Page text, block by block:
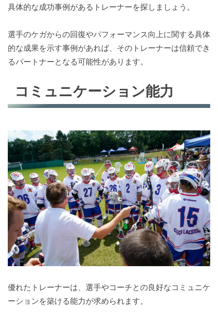
具体的な成功事例があるトレーナーを探しましょう。
選手のケガからの回復やパフォーマンス向上に関する具体
的な成果を示す事例があれば、そのトレーナーは信頼でき
るパートナーとなる可能性があります。
コミュニケーション能力
優れたトレーナーは、選手やコーチとの良好なコミュニケ
ーションを築ける能力が求められます。